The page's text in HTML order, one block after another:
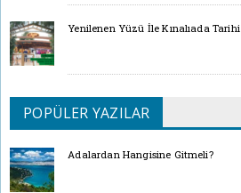
Yenilenen Yüzü İle Kınalıada
POPÜLER YAZILAR
Adalardan Hangisine Gitmeli?